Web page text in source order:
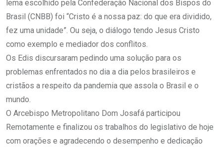
lema escolhido pela Confederação Nacional dos Bispos do
Brasil (CNBB) foi “Cristo é a nossa paz: do que era dividido,
fez uma unidade”. Ou seja, o diálogo tendo Jesus Cristo
como exemplo e mediador dos conflitos.
Os Edis discursaram pedindo uma solução para os
problemas enfrentados no dia a dia pelos brasileiros e
cristãos a respeito da pandemia que assola o Brasil e o
mundo.
O Arcebispo Metropolitano Dom Josafá participou
Remotamente e finalizou os trabalhos do legislativo de hoje
com orações e agradecendo o desempenho e dedicação